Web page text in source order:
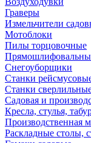
Граверы
Измельчители
Мотоблоки
Пилы торцовочные
Снегоуборщики
Станки
Станки
Садовая и
Кресла, стулья,
Производственная
Раскладные столы,